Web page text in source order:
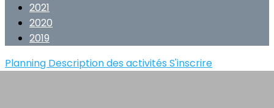
2021
2020
2019
Planning Description des activités S'inscrire